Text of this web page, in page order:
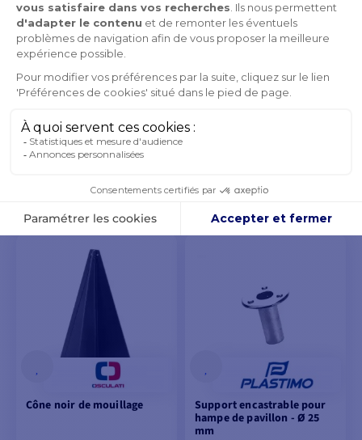
Compresseur 12V M4 +
relais
AJOUTER AU
PANIER
Cône noir de mouillage
Support encastrable pour
hampe de pavillon - Ø 25
mm